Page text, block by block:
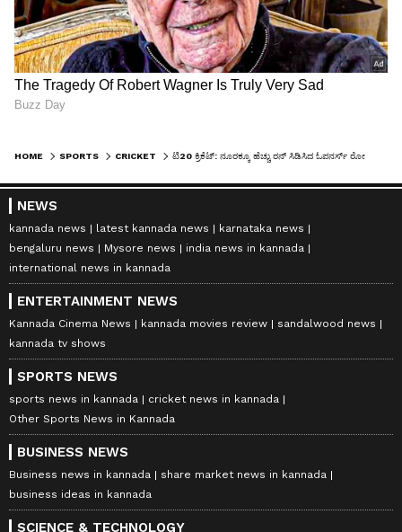
HOME SPORTS CRICKET
NEWS
kannada news latest kannada news
karnataka news
bengaluru news
Mysore news
india news in kannada
international news in kannada
ENTERTAINMENT NEWS
Kannada Cinema News kannada movies review
sandalwood news
kannada tv shows
SPORTS NEWS
sports news in kannada
cricket news in kannada
Other Sports News in Kannada
BUSINESS NEWS
Business news in kannada
share market news in kannada
business ideas in kannada
SCIENCE & TECHNOLOGY